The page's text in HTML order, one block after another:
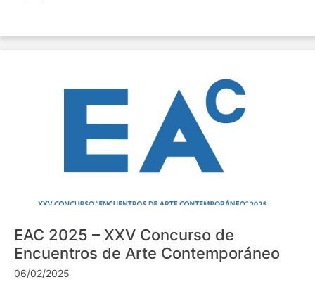
EAC 2025 – XXV Concurso de
Encuentros de Arte Contemporáneo
06/02/2025